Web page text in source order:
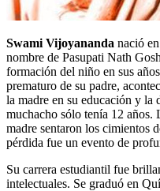
Swami Vijoyananda nació
nombre de Pasupati Nath
formación del niño en sus
prematuro de su padre,
la madre en su educación y la
muchacho sólo tenía 12 años.
madre sentaron los cimientos
pérdida fue un evento de
Su carrera estudiantil fue
intelectuales. Se graduó en